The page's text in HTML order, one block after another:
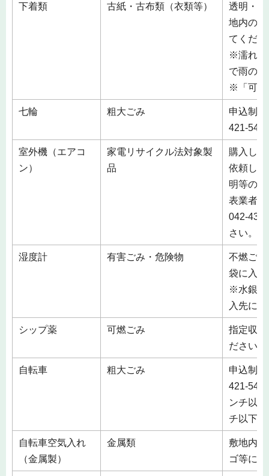
下着類 古紙・古布類（衣類等）
透明・
地内の
てくだ
※濡れる
で雨の
※「可燃
七輪 粗大ごみ
申込制
421-
室外機（エアコ
ン）
家電リサイクル法対象製
品
購入し
依頼し
明等の
表業者
042-
さい。
湿度計 有害ごみ・危険物
不燃ご
袋に入
※水銀を
入先に
シップ薬 可燃ごみ
指定収
ださい。
自転車 粗大ごみ
申込制
421-
ンチ以
チ以下
自転車空気入れ
（金属製）
金属類
敷地内
ゴ等に